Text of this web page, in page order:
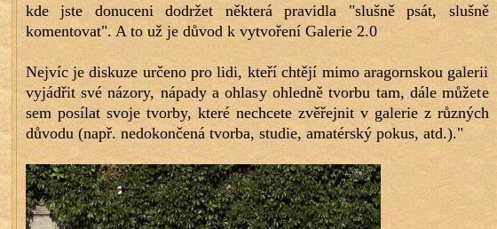
kde jste donuceni dodržet některá pravidla "slušně psát, slušně
komentovat". A to už je důvod k vytvoření Galerie 2.0
Nejvíc je diskuze určeno pro lidi, kteří chtějí mimo aragornskou galerii
vyjádřit své názory, nápady a ohlasy ohledně tvorbu tam, dále můžete
sem posílat svoje tvorby, které nechcete zvěřejnit v galerie z různých
důvodu (např. nedokončená tvorba, studie, amatérský pokus, atd.)."